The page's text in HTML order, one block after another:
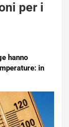
per i
hanno
in